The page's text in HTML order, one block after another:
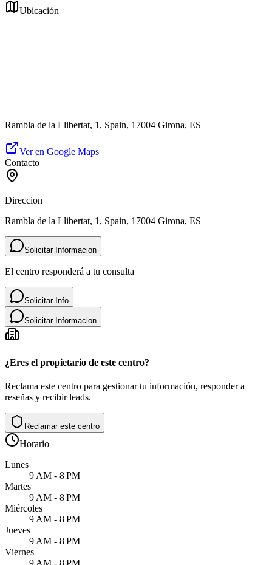
Ubicación
Rambla de la Llibertat, 1, Spain, 17004 Girona, ES
Ver en Google Maps
Contacto
Direccion
Rambla de la Llibertat, 1, Spain, 17004 Girona, ES
Solicitar Informacion
El centro responderá a tu consulta
Solicitar Info
Solicitar Informacion
¿Eres el propietario de este centro?
Reclama este centro para gestionar tu información, responder a
reseñas y recibir leads.
Reclamar este centro
Horario
Lunes
9 AM - 8 PM
Martes
9 AM - 8 PM
Miércoles
9 AM - 8 PM
Jueves
9 AM - 8 PM
Viernes
9 AM - 8 PM